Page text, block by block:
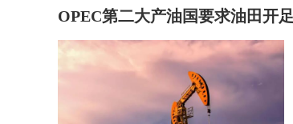
OPEC第二大产油国要求油田开